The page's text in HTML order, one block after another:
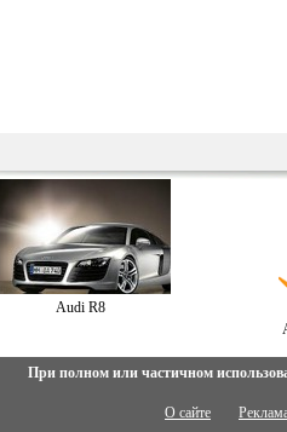
Audi R8
При полном или частичном
О сайте